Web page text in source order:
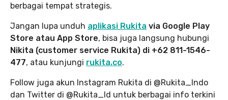
berbagai tempat strategis.
Jangan lupa unduh aplikasi Rukita via Google Play
Store atau App Store, bisa juga langsung hubungi
Nikita (customer service Rukita) di +62 811-1546-
477, atau kunjungi rukita.co.
Follow juga akun Instagram Rukita di @Rukita_Indo
dan Twitter di @Rukita_Id untuk berbagai info terkini